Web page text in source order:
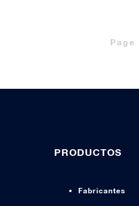
Page
PRODUCTOS
Fabricantes